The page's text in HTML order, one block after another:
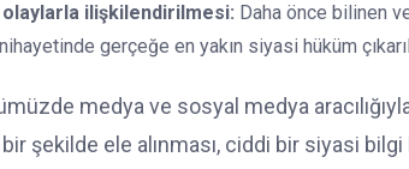
ilişkilendirilmesi: Daha önce bilinen
gerçeğe en yakın siyasi hüküm
medya ve sosyal medya
şekilde ele alınması, ciddi bir siyasi bilgi